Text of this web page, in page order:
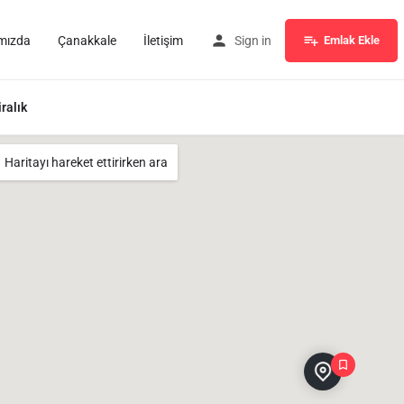
Çanakkale İletişim Sign in Emlak Ekle
Haritayı hareket ettirirken ara